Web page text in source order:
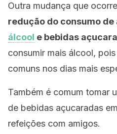
Outra mudança que
redução do consumo de
álcool e bebidas
consumir mais álcool,
comuns nos dias mais
Também é comum tomar
de bebidas açucaradas
refeições com amigos.